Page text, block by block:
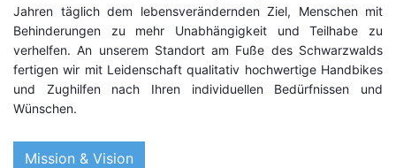
Jahren täglich dem lebensverändernden Ziel, Menschen mit
Behinderungen zu mehr Unabhängigkeit und Teilhabe zu
verhelfen. An unserem Standort am Fuße des Schwarzwalds
fertigen wir mit Leidenschaft qualitativ hochwertige Handbikes
und Zughilfen nach Ihren individuellen Bedürfnissen und
Wünschen.
Mission & Vision